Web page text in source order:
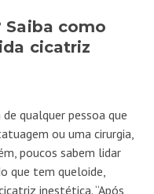
Saiba como
cicatriz
qualquer pessoa que
ou uma cirurgia,
poucos sabem lidar
que tem queloide,
inestética. “Após